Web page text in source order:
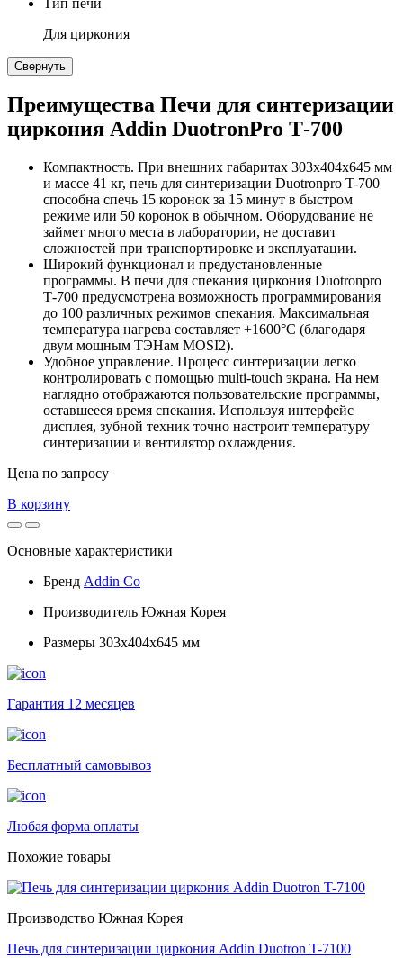
Для циркония
Свернуть
Преимущества Печи для синтеризации
циркония Addin DuotronPro Т-700
Компактность. При внешних габаритах 303х404х645 мм
и массе 41 кг, печь для синтеризации Duotronpro T-700
способна спечь 15 коронок за 15 минут в быстром
режиме или 50 коронок в обычном. Оборудование не
займет много места в лаборатории, не доставит
сложностей при транспортировке и эксплуатации.
Широкий функционал и предустановленные
программы. В печи для спекания циркония Duotronpro
Т-700 предусмотрена возможность программирования
до 100 различных режимов спекания. Максимальная
температура нагрева составляет +1600°C (благодаря
двум мощным ТЭНам MOSI2).
Удобное управление. Процесс синтеризации легко
контролировать с помощью multi-touch экрана. На нем
наглядно отображаются пользовательские программы,
оставшееся время спекания. Используя интерфейс
дисплея, зубной техник точно настроит температуру
синтеризации и вентилятор охлаждения.
Цена по запросу
В корзину
Основные характеристики
Бренд Addin Co
Производитель Южная Корея
Размеры 303х404х645 мм
Гарантия 12 месяцев
Бесплатный самовывоз
Любая форма оплаты
Похожие товары
Производство Южная Корея
Печь для синтеризации циркония Addin Duotron T-7100